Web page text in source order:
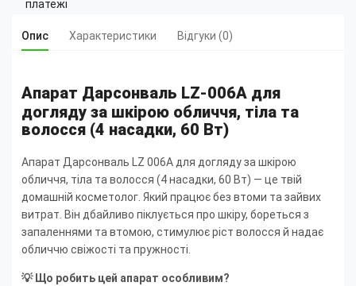
Опис Характеристики Відгуки (0)
Апарат Дарсонваль LZ-006A для
догляду за шкірою обличчя, тіла та
волосся (4 насадки, 60 Вт)
Апарат Дарсонваль LZ 006A для догляду за шкірою
обличчя, тіла та волосся (4 насадки, 60 Вт) — це твій
домашній косметолог. Який працює без втоми та зайвих
витрат. Він дбайливо піклується про шкіру, бореться з
запаленнями та втомою, стимулює ріст волосся й надає
обличчю свіжості та пружності.
💡 Що робить цей апарат особливим?